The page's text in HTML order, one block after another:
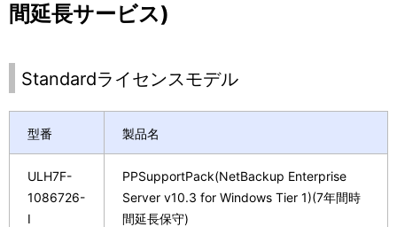
間延長サービス)
Standardライセンスモデル
型番 製品名
ULH7F-
1086726-
I
PPSupportPack(NetBackup Enterprise
Server v10.3 for Windows Tier 1)(7年間時
間延長保守)